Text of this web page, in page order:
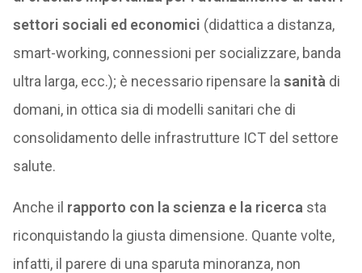
settori sociali ed economici (didattica a distanza,
smart-working, connessioni per socializzare, banda
ultra larga, ecc.); è necessario ripensare la sanità di
domani, in ottica sia di modelli sanitari che di
consolidamento delle infrastrutture ICT del settore
salute.
Anche il rapporto con la scienza e la ricerca sta
riconquistando la giusta dimensione. Quante volte,
infatti, il parere di una sparuta minoranza, non